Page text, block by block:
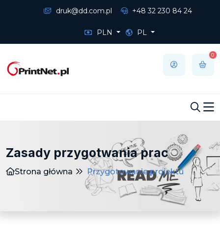
druk@dd.com.pl +48 32 230 84 24
PLN PL
0
Zasady przygotwania prac
Strona główna Przygotowanie projektu